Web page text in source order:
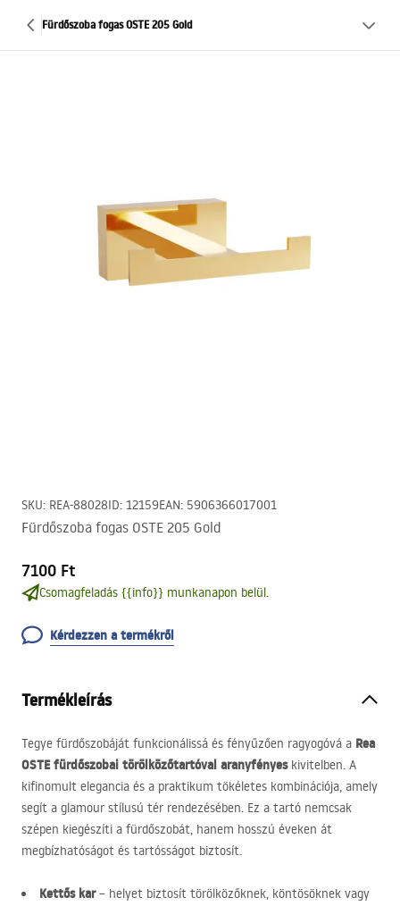
Fürdőszoba fogas OSTE 205 Gold
SKU: REA-88028ID: 12159EAN: 5906366017001
Fürdőszoba fogas OSTE 205 Gold
7100 Ft
Csomagfeladás {{info}} munkanapon belül.
Kérdezzen a termékről
Termékleírás
Tegye fürdőszobáját funkcionálissá és fényűzően ragyogóvá a Rea
OSTEfürdőszobai törölközőtartóval aranyfényeskivitelben. A
kifinomult elegancia és a praktikum tökéletes kombinációja, amely
segít a glamour stílusú tér rendezésében. Ez a tartó nemcsak
szépen kiegészíti a fürdőszobát, hanem hosszú éveken át
megbízhatóságot és tartósságot biztosít.
Kettős kar– helyet biztosít törölközőknek, köntösöknek vagy